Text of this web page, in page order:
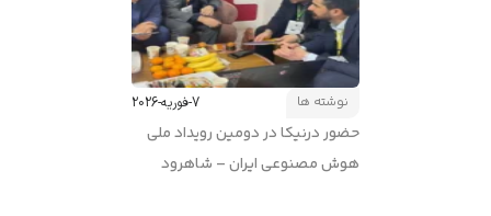
نوشته ها
حضور درنیکا در دومین رویداد ملی
هوش مصنوعی ایران – شاهرود